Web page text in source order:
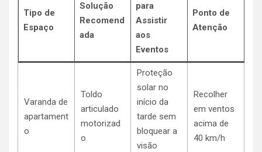
Tipo de
Espaço
Solução
Recomend
ada
para
Assistir
aos
Eventos
Ponto de
Atenção
Varanda de
apartament
o
Toldo
articulado
motorizad
o
Proteção
solar no
início da
tarde sem
bloquear a
visão
Recolher
em ventos
acima de
40 km/h